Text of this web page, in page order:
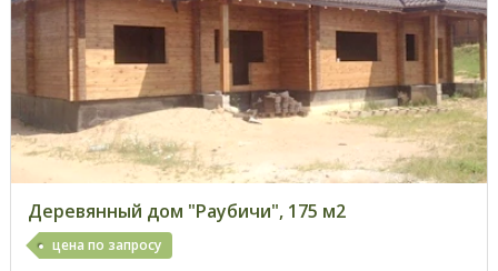
Деревянный дом "Раубичи", 175 м2
цена по запросу